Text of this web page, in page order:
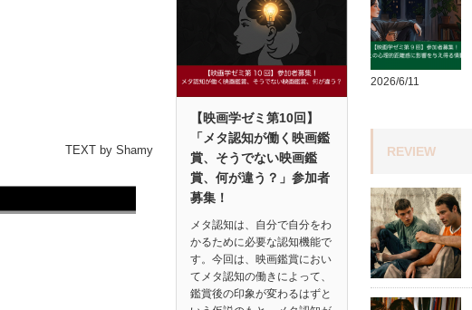
TEXT by Shamy
【映画学ゼミ第10回】
「メタ認知が働く映画鑑
賞、そうでない映画鑑
賞、何が違う？」参加者
募集！
メタ認知は、自分で自分をわ
かるために必要な認知機能で
す。今回は、映画鑑賞におい
てメタ認知の働きによって、
鑑賞後の印象が変わるはずと
2026/6/11
REVIEW